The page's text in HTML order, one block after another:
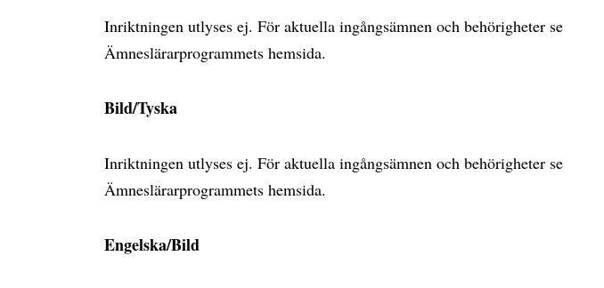
Inriktningen utlyses ej. För aktuella ingångsämnen och behörigheter se
Ämneslärarprogrammets hemsida.
Bild/Tyska
Inriktningen utlyses ej. För aktuella ingångsämnen och behörigheter se
Ämneslärarprogrammets hemsida.
Engelska/Bild